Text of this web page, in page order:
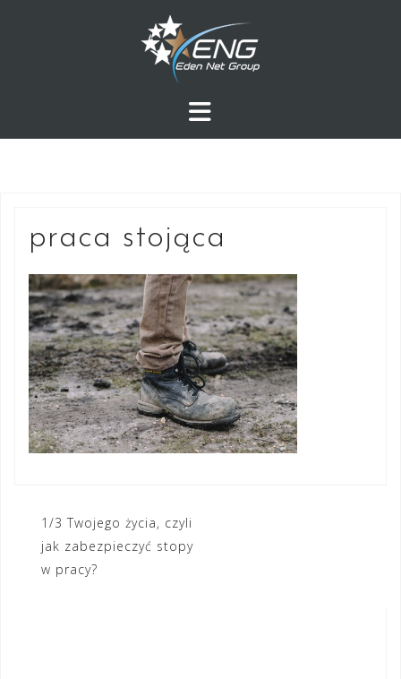
praca stojąca
Nawigacja
wpisu
1/3 Twojego życia, czyli
jak zabezpieczyć stopy
w pracy?